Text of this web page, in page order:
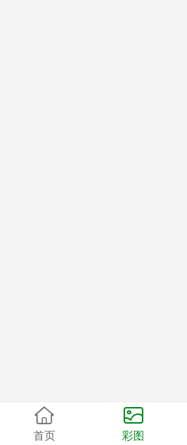
首页 彩图